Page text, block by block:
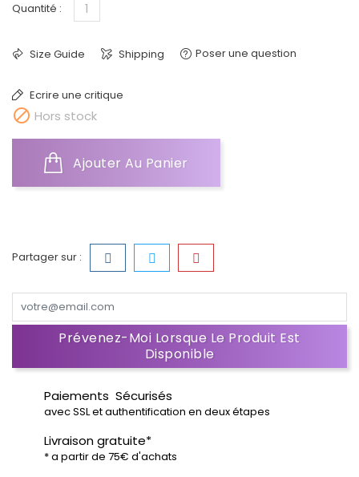
Quantité :
Size Guide Shipping Poser une question
Ecrire une critique
 Hors stock
Ajouter Au Panier
Partager sur :
Prévenez-Moi Lorsque Le Produit Est
Disponible
Paiements Sécurisés
avec SSL et authentification en deux étapes
Livraison gratuite*
* a partir de 75€ d'achats